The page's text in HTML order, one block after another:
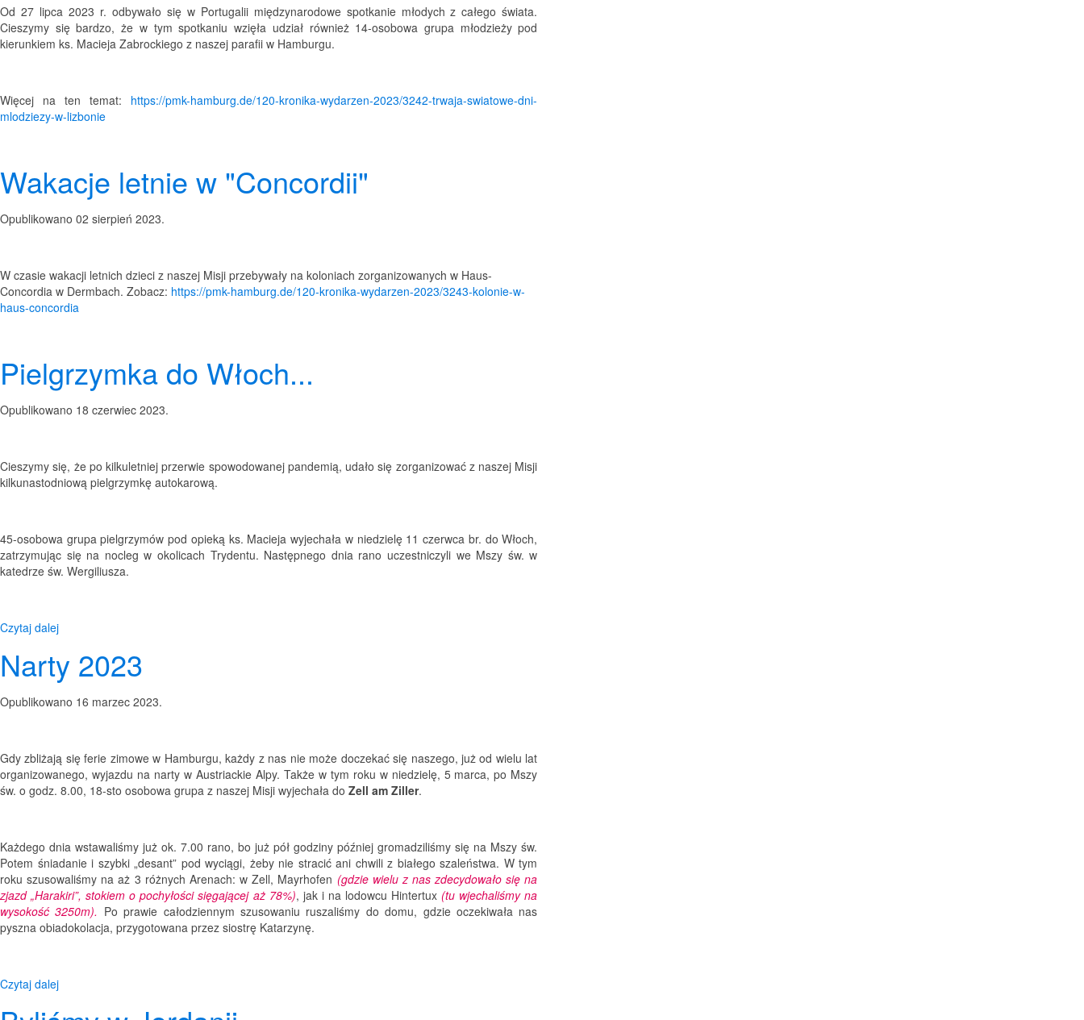
Od 27 lipca 2023 r. odbywało się w Portugalii międzynarodowe spotkanie młodych z całego świata.
Cieszymy się bardzo, że w tym spotkaniu wzięła udział również 14-osobowa grupa młodzieży pod
kierunkiem ks. Macieja Zabrockiego z naszej parafii w Hamburgu.
Więcej na ten temat: https://pmk-hamburg.de/120-kronika-wydarzen-2023/3242-trwaja-swiatowe-dni-
mlodziezy-w-lizbonie
Wakacje letnie w "Concordii"
Opublikowano 02 sierpień 2023.
W czasie wakacji letnich dzieci z naszej Misji przebywały na koloniach zorganizowanych w Haus-
Concordia w Dermbach. Zobacz: https://pmk-hamburg.de/120-kronika-wydarzen-2023/3243-kolonie-w-
haus-concordia
Pielgrzymka do Włoch...
Opublikowano 18 czerwiec 2023.
Cieszymy się, że po kilkuletniej przerwie spowodowanej pandemią, udało się zorganizować z naszej Misji
kilkunastodniową pielgrzymkę autokarową.
45-osobowa grupa pielgrzymów pod opieką ks. Macieja wyjechała w niedzielę 11 czerwca br. do Włoch,
zatrzymując się na nocleg w okolicach Trydentu. Następnego dnia rano uczestniczyli we Mszy św. w
katedrze św. Wergiliusza.
Czytaj dalej
Narty 2023
Opublikowano 16 marzec 2023.
Gdy zbliżają się ferie zimowe w Hamburgu, każdy z nas nie może doczekać się naszego, już od wielu lat
organizowanego, wyjazdu na narty w Austriackie Alpy. Także w tym roku w niedzielę, 5 marca, po Mszy
św. o godz. 8.00, 18-sto osobowa grupa z naszej Misji wyjechała do Zell am Ziller.
Każdego dnia wstawaliśmy już ok. 7.00 rano, bo już pół godziny później gromadziliśmy się na Mszy św.
Potem śniadanie i szybki „desant” pod wyciągi, żeby nie stracić ani chwili z białego szaleństwa. W tym
roku szusowaliśmy na aż 3 różnych Arenach: w Zell, Mayrhofen (gdzie wielu z nas zdecydowało się na
zjazd „Harakiri”, stokiem o pochyłości sięgającej aż 78%), jak i na lodowcu Hintertux (tu wjechaliśmy na
wysokość 3250m). Po prawie całodziennym szusowaniu ruszaliśmy do domu, gdzie oczekiwała nas
pyszna obiadokolacja, przygotowana przez siostrę Katarzynę.
Czytaj dalej